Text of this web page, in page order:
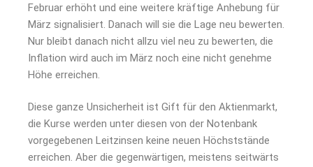
Februar erhöht und eine weitere kräftige Anhebung für
März signalisiert. Danach will sie die Lage neu bewerten.
Nur bleibt danach nicht allzu viel neu zu bewerten, die
Inflation wird auch im März noch eine nicht genehme
Höhe erreichen.
Diese ganze Unsicherheit ist Gift für den Aktienmarkt,
die Kurse werden unter diesen von der Notenbank
vorgegebenen Leitzinsen keine neuen Höchststände
erreichen. Aber die gegenwärtigen, meistens seitwärts